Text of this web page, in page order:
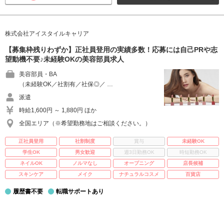
株式会社アイスタイルキャリア
【募集枠残りわずか】正社員登用の実績多数！応募には自己PRや志
望動機不要♪未経験OKの美容部員求人
美容部員・BA
（未経験OK／社割有／社保◎／ …
派遣
時給1,600円 ～ 1,880円 ほか
全国エリア（※希望勤務地はご相談ください。）
正社員登用 社割制度 賞与
未経験OK
学生OK
男女歓迎 週3日勤務OK
時短勤務OK
ネイルOK
ノルマなし オープニング
店長候補
スキンケア
メイク ナチュラルコスメ 百貨店
履歴書不要 転職サポートあり